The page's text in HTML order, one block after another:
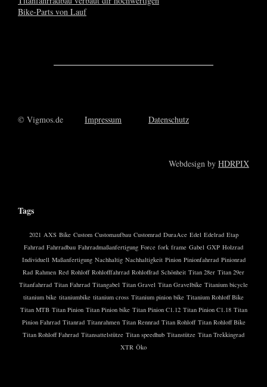
© Vigmos.de Impressum Datenschutz
Webdesign by HDRPIX
Tags
2021 AXS Bike Custom Customaufbau Customrad DuraAce Edel Edelrad Etap
Fahrrad Fahrradbau Fahrradmaßanfertigung Force fork frame Gabel GXP Holzrad
Individuell Maßanfertigung Nachhaltig Nachhaltigkeit Pinion Pinionfahrrad Pinionrad
Rad Rahmen Red Rohloff Rohlofffahrrad Rohloffrad Schönheit Titan 28er Titan 29er
Titanfahrrad Titan Fahrrad Titangabel Titan Gravel Titan Gravelbike Titanium bicycle
titanium bike titaniumbike titanium cross Titanium pinion bike Titanium Rohloff Bike
Titan MTB Titan Pinion Titan Pinion bike Titan Pinion C1.12 Titan Pinion C1.18 Titan
Pinion Fahrrad Titanrad Titanrahmen Titan Rennrad Titan Rohloff Titan Rohloff Bike
Titan Rohloff Fahrrad Titansattelstütze Titan speedhub Titanstütze Titan Trekkingrad
XTR Öko